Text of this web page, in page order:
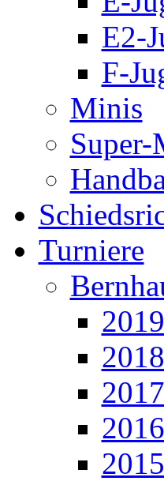
E2-
F-
Minis
Turniere
2019
2018
2017
2016
2015